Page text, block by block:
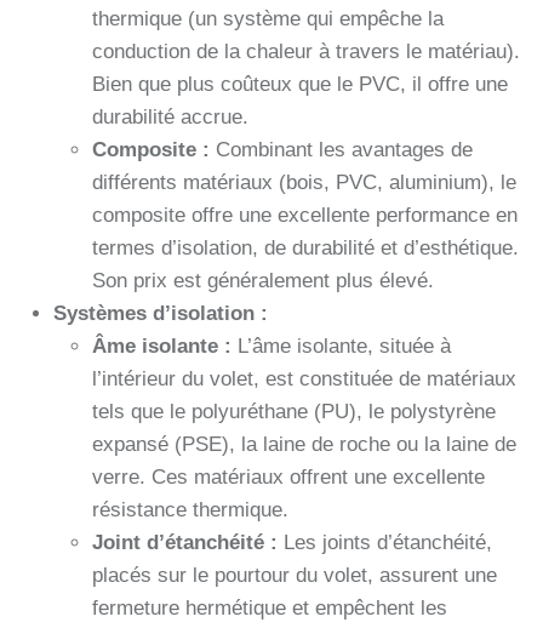
thermique (un système qui empêche la
conduction de la chaleur à travers le matériau).
Bien que plus coûteux que le PVC, il offre une
durabilité accrue.
Composite : Combinant les avantages de
différents matériaux (bois, PVC, aluminium), le
composite offre une excellente performance en
termes d’isolation, de durabilité et d’esthétique.
Son prix est généralement plus élevé.
Systèmes d’isolation :
Âme isolante : L’âme isolante, située à
l’intérieur du volet, est constituée de matériaux
tels que le polyuréthane (PU), le polystyrène
expansé (PSE), la laine de roche ou la laine de
verre. Ces matériaux offrent une excellente
résistance thermique.
Joint d’étanchéité : Les joints d’étanchéité,
placés sur le pourtour du volet, assurent une
fermeture hermétique et empêchent les